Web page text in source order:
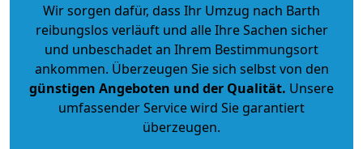
Wir sorgen dafür, dass Ihr Umzug nach Barth
reibungslos verläuft und alle Ihre Sachen sicher
und unbeschadet an Ihrem Bestimmungsort
ankommen. Überzeugen Sie sich selbst von den
günstigen Angeboten und der Qualität. Unsere
umfassender Service wird Sie garantiert
überzeugen.